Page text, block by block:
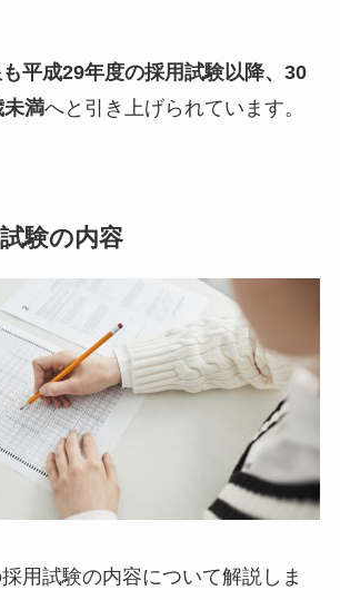
平成29年度の採用試験以降、30
未満へと引き上げられています。
験の内容
用試験の内容について解説しま